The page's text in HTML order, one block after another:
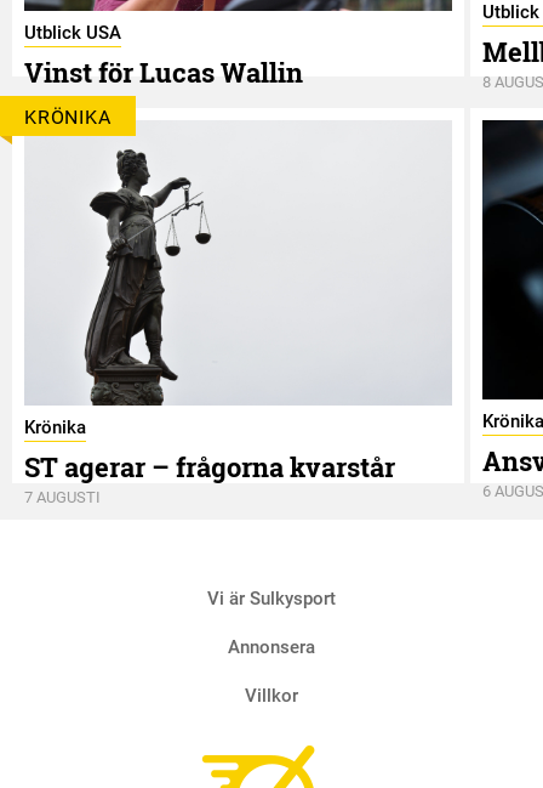
Utblick USA
Vinst för Lucas Wallin
8 AUGUSTI
Utblick
8
KRÖNIKA
Krönika
ST agerar – frågorna kvarstår
7 AUGUSTI
Krönika
6
Vi är Sulkysport
Annonsera
Villkor